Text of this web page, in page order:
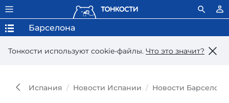
Тонкости используют сookie-файлы. Что это значит?
Барселона
Испания Новости Испании Новости Барселоны